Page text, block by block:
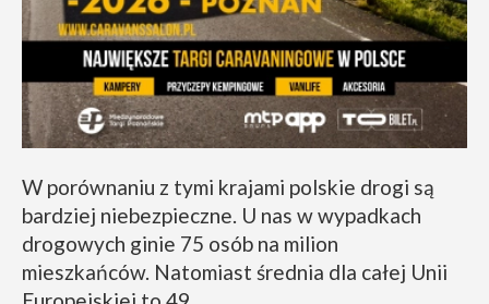
W porównaniu z tymi krajami polskie drogi są
bardziej niebezpieczne. U nas w wypadkach
drogowych ginie 75 osób na milion
mieszkańców. Natomiast średnia dla całej Unii